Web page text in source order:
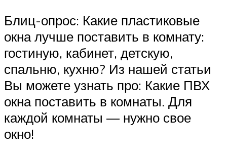
Блиц-опрос: Какие пластиковые
окна лучше поставить в комнату:
гостиную, кабинет, детскую,
спальню, кухню? Из нашей статьи
Вы можете узнать про: Какие ПВХ
окна поставить в комнаты. Для
каждой комнаты — нужно свое
окно!